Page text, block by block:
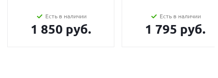
Есть в наличии
1 850 руб.
Есть в наличии
1 795 руб.